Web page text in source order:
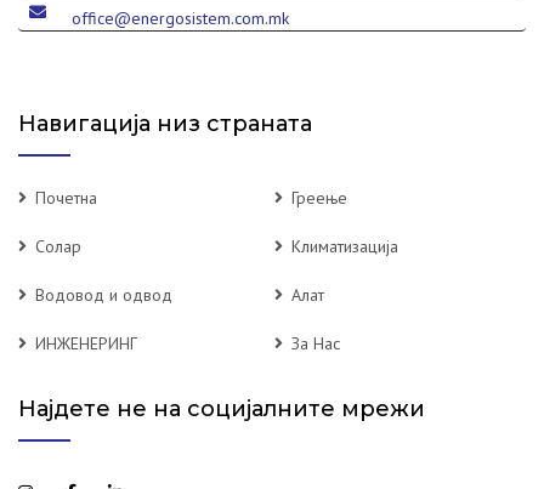
office@energosistem.com.mk
Навигација низ страната
Почетна Греење
Солар Климатизација
Водовод и одвод Алат
ИНЖЕНЕРИНГ За Нас
Најдете не на социјалните мрежи